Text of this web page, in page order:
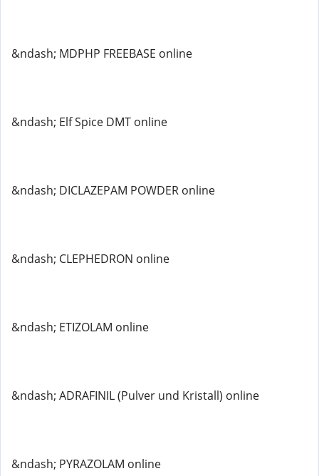
&ndash; MDPHP FREEBASE online
&ndash; Elf Spice DMT online
&ndash; DICLAZEPAM POWDER online
&ndash; CLEPHEDRON online
&ndash; ETIZOLAM online
&ndash; ADRAFINIL (Pulver und Kristall) online
&ndash; PYRAZOLAM online